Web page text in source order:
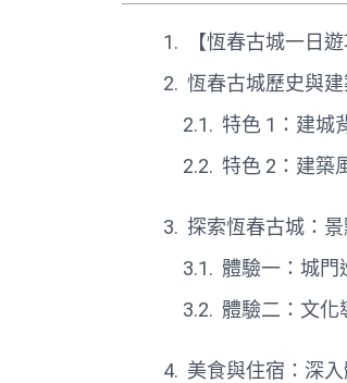
【恆春古城一日
恆春古城歷史與
特色 1：建城
特色 2：建築
探索恆春古城：
體驗一：城門
體驗二：文化
美食與住宿：深